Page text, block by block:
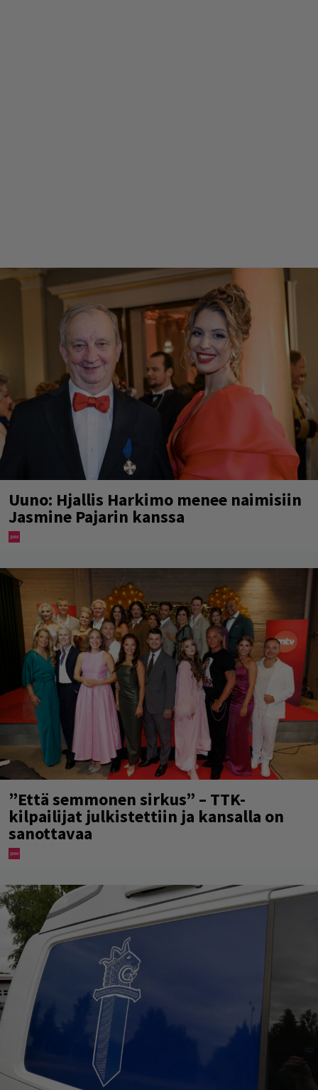
Uuno: Hjallis Harkimo menee naimisiin
Jasmine Pajarin kanssa
”Että semmonen sirkus” – TTK-
kilpailijat julkistettiin ja kansalla on
sanottavaa